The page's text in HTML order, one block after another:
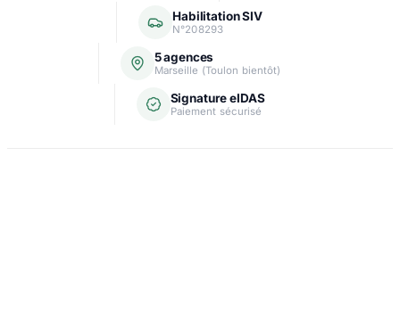
Habilitation SIV
N°208293
5 agences
Marseille (Toulon bientôt)
Signature eIDAS
Paiement sécurisé